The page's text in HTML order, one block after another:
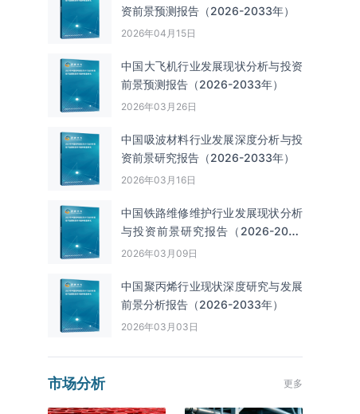
资前景预测报告（2026-2033年）
2026年04月15日
中国大飞机行业发展现状分析与投资
前景预测报告（2026-2033年）
2026年03月26日
中国吸波材料行业发展深度分析与投
资前景研究报告（2026-2033年）
2026年03月16日
中国铁路维修维护行业发展现状分析
与投资前景研究报告（2026-2033
年）
2026年03月09日
中国聚丙烯行业现状深度研究与发展
前景分析报告（2026-2033年）
2026年03月03日
市场分析 更多